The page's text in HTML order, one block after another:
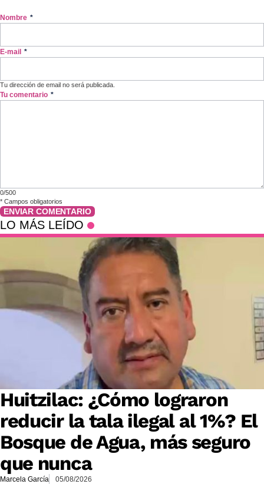
Nombre *
E-mail *
Tu dirección de email no será publicada.
Tu comentario *
0/500
* Campos obligatorios
ENVIAR COMENTARIO
LO MÁS LEÍDO
Huitzilac: ¿Cómo lograron
reducir la tala ilegal al 1%? El
Bosque de Agua, más seguro
que nunca
Marcela García 05/08/2026